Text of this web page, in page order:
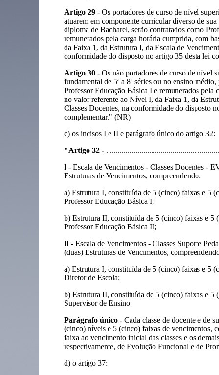
Artigo 29- Os portadores de curso de nível
atuarem em componente curricular diverso de
diploma de Bacharel, serão contratados como
remunerados pela carga horária cumprida, com
da Faixa 1, da Estrutura I, da Escala de
conformidade do disposto no artigo 35 desta lei
Artigo 30- Os não portadores de curso de nível
fundamental de 5ª a 8ª séries ou no ensino
Professor Educação Básica I e remunerados pela
no valor referente ao Nível I, da Faixa 1, da
Classes Docentes, na conformidade do disposto
complementar." (NR)
c) os incisos I e II e parágrafo único do artigo 32:
"Artigo 32 -
I - Escala de Vencimentos - Classes Docentes -
Estruturas de Vencimentos, compreendendo:
a) Estrutura I, constituída de 5 (cinco) faixas e 5
Professor Educação Básica I;
b) Estrutura II, constituída de 5 (cinco) faixas e 5
Professor Educação Básica II;
II - Escala de Vencimentos - Classes Suporte
(duas) Estruturas de Vencimentos,
a) Estrutura I, constituída de 5 (cinco) faixas e 5
Diretor de Escola;
b) Estrutura II, constituída de 5 (cinco) faixas e 5
Supervisor de Ensino.
Parágrafo único- Cada classe de docente e de
(cinco) níveis e 5 (cinco) faixas de vencimentos,
faixa ao vencimento inicial das classes e os
respectivamente, de Evolução Funcional e de
d) o artigo 37: